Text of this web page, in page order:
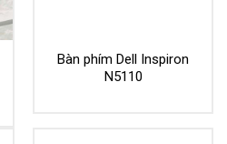
Bàn phím Dell Inspiron
N5110